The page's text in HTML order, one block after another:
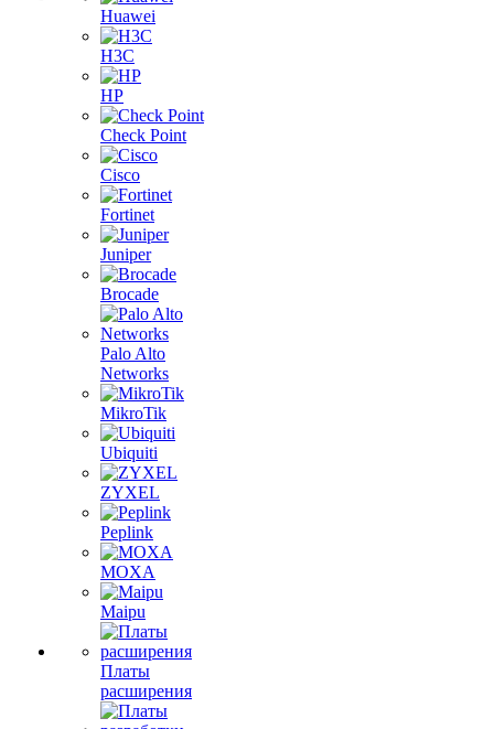
Huawei
H3C
HP
Check Point
Cisco
Fortinet
Juniper
Brocade
Palo Alto
Networks
MikroTik
Ubiquiti
ZYXEL
Peplink
MOXA
Maipu
Платы
расширения